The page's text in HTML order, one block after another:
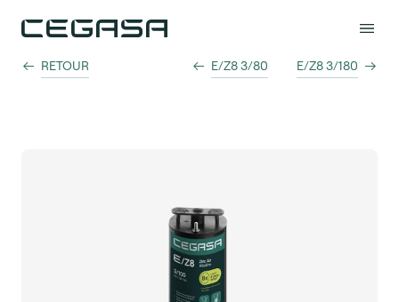
RETOUR E/Z8 3/80 E/Z8 3/180